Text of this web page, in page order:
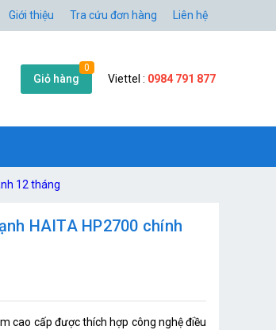
Giới thiệu Tra cứu đơn hàng Liên hệ
Giỏ hàng
0
Viettel : 0984 791 877
12 tháng
HAITA HP2700 chính
cao cấp được thích hợp công nghệ điều